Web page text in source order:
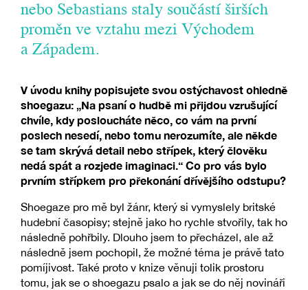
nebo Sebastians staly součástí širších
proměn ve vztahu mezi Východem
a Západem.
V úvodu knihy popisujete svou ostýchavost ohledně
shoegazu: „Na psaní o hudbě mi přijdou vzrušující
chvíle, kdy posloucháte něco, co vám na první
poslech nesedí, nebo tomu nerozumíte, ale někde
se tam skrývá detail nebo střípek, který člověku
nedá spát a rozjede imaginaci.“ Co pro vás bylo
prvním střípkem pro překonání dřívějšího odstupu?
Shoegaze pro mě byl žánr, který si vymyslely britské
hudební časopisy; stejně jako ho rychle stvořily, tak ho
následně pohřbily. Dlouho jsem to přecházel, ale až
následně jsem pochopil, že možné téma je právě tato
pomíjivost. Také proto v knize věnuji tolik prostoru
tomu, jak se o shoegazu psalo a jak se do něj novináři